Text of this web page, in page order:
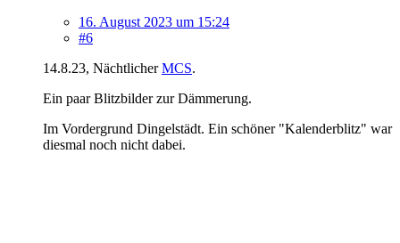
16. August 2023 um 15:24
#6
14.8.23, NächtlicherMCS.
Ein paar Blitzbilder zur Dämmerung.
Im Vordergrund Dingelstädt. Ein schöner "Kalenderblitz" war
diesmal noch nicht dabei.